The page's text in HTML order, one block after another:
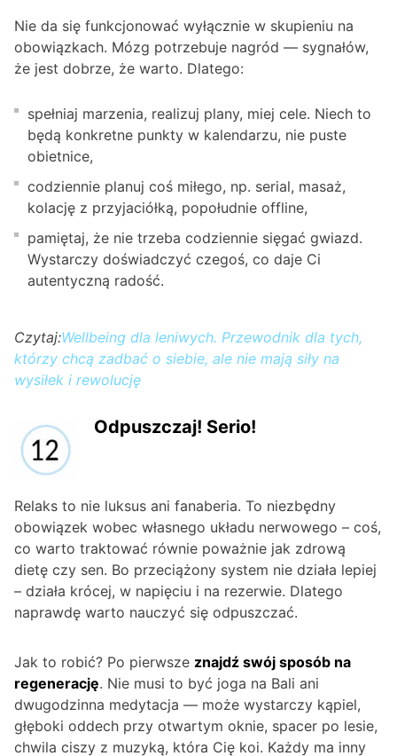
Nie da się funkcjonować wyłącznie w skupieniu na
obowiązkach. Mózg potrzebuje nagród — sygnałów,
że jest dobrze, że warto. Dlatego:
spełniaj marzenia, realizuj plany, miej cele. Niech to
będą konkretne punkty w kalendarzu, nie puste
obietnice,
codziennie planuj coś miłego, np. serial, masaż,
kolację z przyjaciółką, popołudnie offline,
pamiętaj, że nie trzeba codziennie sięgać gwiazd.
Wystarczy doświadczyć czegoś, co daje Ci
autentyczną radość.
Czytaj:Wellbeing dla leniwych. Przewodnik dla tych,
którzy chcą zadbać o siebie, ale nie mają siły na
wysiłek i rewolucję
Odpuszczaj! Serio!
Relaks to nie luksus ani fanaberia. To niezbędny
obowiązek wobec własnego układu nerwowego – coś,
co warto traktować równie poważnie jak zdrową
dietę czy sen. Bo przeciążony system nie działa lepiej
– działa krócej, w napięciu i na rezerwie. Dlatego
naprawdę warto nauczyć się odpuszczać.
Jak to robić? Po pierwsze znajdź swój sposób na
regenerację. Nie musi to być joga na Bali ani
dwugodzinna medytacja — może wystarczy kąpiel,
głęboki oddech przy otwartym oknie, spacer po lesie,
chwila ciszy z muzyką, która Cię koi. Każdy ma inny